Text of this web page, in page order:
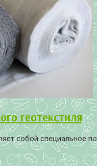
геотекстиля
собой специальное